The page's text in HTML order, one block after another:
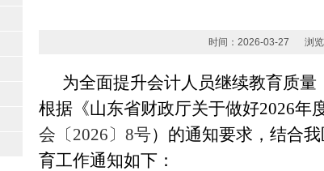
时间：2026-03-27 浏
为全面提升会计人员继续教育质量
根据《山东省财政厅关于做好2026年
会〔2026〕 8号） 的通知要求 ， 结合
育工作通知如下：